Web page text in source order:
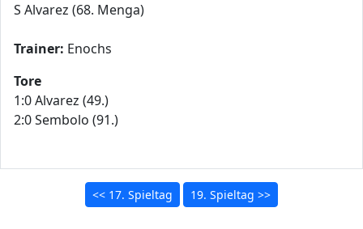
S Alvarez (68. Menga)
Trainer: Enochs
Tore
1:0 Alvarez (49.)
2:0 Sembolo (91.)
<< 17. Spieltag 19. Spieltag >>